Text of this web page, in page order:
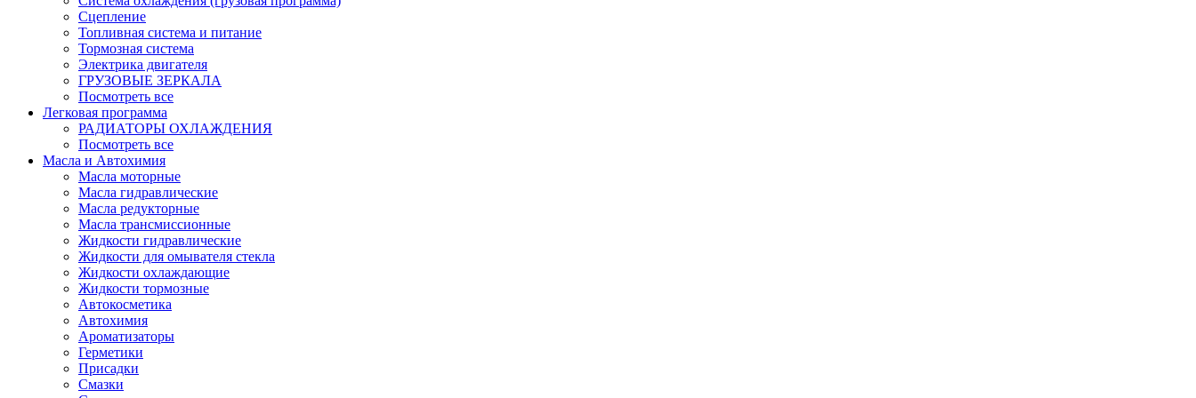
Сцепление
Топливная система и питание
Тормозная система
Электрика двигателя
ГРУЗОВЫЕ ЗЕРКАЛА
Посмотреть все
Легковая программа
РАДИАТОРЫ ОХЛАЖДЕНИЯ
Посмотреть все
Масла и Автохимия
Масла моторные
Масла гидравлические
Масла редукторные
Масла трансмиссионные
Жидкости гидравлические
Жидкости для омывателя стекла
Жидкости охлаждающие
Жидкости тормозные
Автокосметика
Автохимия
Ароматизаторы
Герметики
Присадки
Смазки